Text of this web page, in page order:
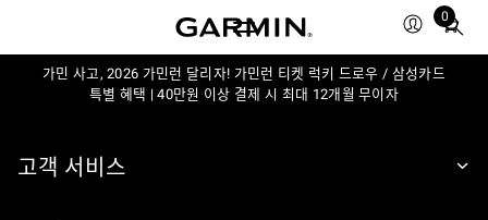
0
Total
in
가민 사고, 2026 가민런 달리자! 가민런 티켓 럭키 드로우 / 삼성카드
특별 혜택 | 40만원 이상 결제 시 최대 12개월 무이자
고객 서비스